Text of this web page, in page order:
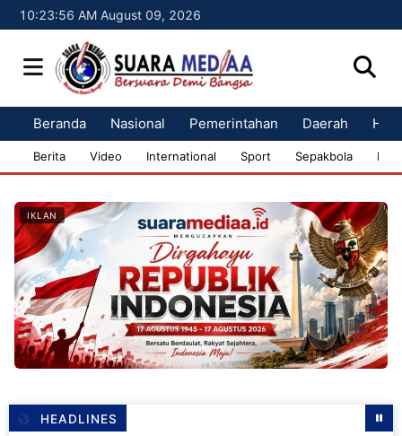
10:23:57 AM August 09, 2026
Beranda Nasional Pemerintahan Daerah
Berita Video International Sport Sepakbola
IKLAN
HEADLINES